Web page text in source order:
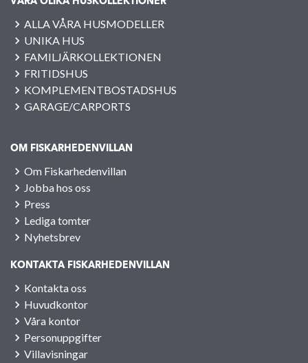
ALLA VÅRA HUSMODELLER
UNIKA HUS
FAMILJÄRKOLLEKTIONEN
FRITIDSHUS
KOMPLEMENTBOSTADSHUS
GARAGE/CARPORTS
OM FISKARHEDENVILLAN
Om Fiskarhedenvillan
Jobba hos oss
Press
Lediga tomter
Nyhetsbrev
KONTAKTA FISKARHEDENVILLAN
Kontakta oss
Huvudkontor
Våra kontor
Personuppgifter
Villavisningar